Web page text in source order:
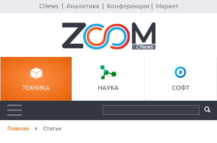
CNews| Аналитика Конференции Маркет
ТЕХНИКА НАУКА СОФТ
Главная Статьи